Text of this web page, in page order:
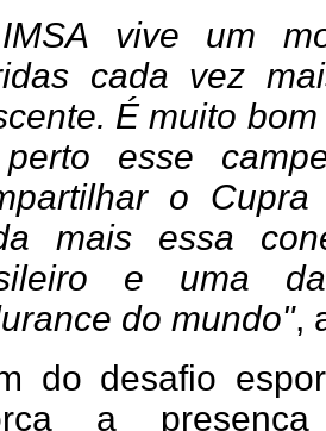
vive um
cada vez
É muito
esse
o
mais essa
e uma
do mundo",
do desafio
a